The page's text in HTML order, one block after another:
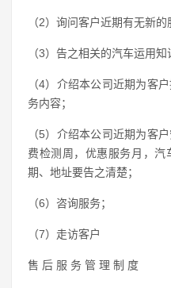
（2）询问客户近期有无新
（3）告之相关的汽车运用知
（4）介绍本公司近期为客
务内容；
（5）介绍本公司近期为客
费检测周，优惠服务月，汽
期、地址要告之清楚；
（6）咨询服务；
（7）走访客户
售 后 服 务 管 理 制 度